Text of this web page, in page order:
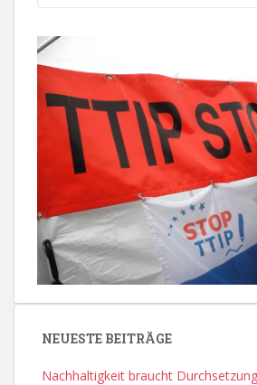
NEUESTE BEITRÄGE
Nachhaltigkeit braucht Durchsetzung